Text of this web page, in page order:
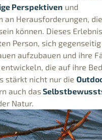
Perspektiven und
an Herausforderungen,
können. Dieses
Person, sich gegenseitig
aufzubauen und ihre
die auf ihre
stärkt nicht nur die
auch das
Natur.